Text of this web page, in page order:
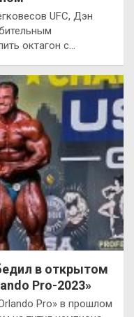
UFC, Дэн
октагон с…
в открытом
Pro-2023»
Pro» в прошлом